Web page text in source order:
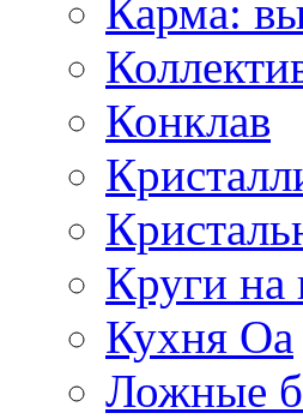
Карма:
Конклав
Круги на
Кухня Оа
Ложные